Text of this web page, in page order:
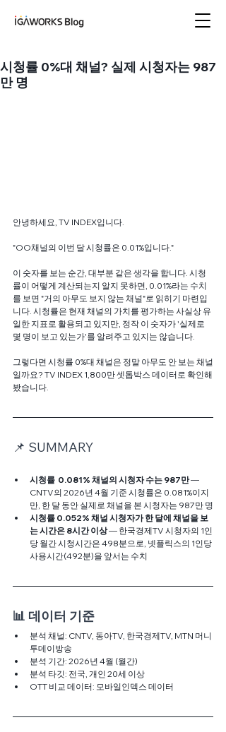
시청률 0%대 채널? 실제 시청자는 987
만 명
안녕하세요, TV INDEX입니다.
"OO채널의 이번 달 시청률은 0.01%입니다."
이 숫자를 보는 순간, 대부분 같은 생각을 합니다. 시청
률이 어떻게 계산되는지 알지 못하면, 0.01%라는 수치
를 보면 "거의 아무도 보지 않는 채널"로 읽히기 마련입
니다. 시청률은 현재 채널의 가치를 평가하는 사실상 유
일한 지표로 활용되고 있지만, 정작 이 숫자가 '실제로
몇 명이 보고 있는가'를 알려주고 있지는 않습니다.
그렇다면 시청률 0%대 채널은 정말 아무도 안 보는 채널
일까요? TV INDEX 1,800만 셋톱박스 데이터로 확인해
봤습니다.
📌 SUMMARY
시청률  0.081% 채널의 시청자 수는 987만 —
CNTV의 2026년 4월 기준 시청률은 0.081%이지
만, 한 달 동안 실제로 채널을 본 시청자는 987만 명
시청률 0.052% 채널 시청자가 한 달에 채널을 보
는 시간은 8시간 이상 — 한국경제TV 시청자의 1인
당 월간 시청시간은 498분으로, 넷플릭스의 1인당
사용시간(492분)을 앞서는 수치
📊 데이터 기준
분석 채널: CNTV, 동아TV, 한국경제TV, MTN 머니
투데이방송
분석 기간: 2026년 4월 (월간)
분석 타깃: 전국, 개인 20세 이상
OTT 비교 데이터: 모바일인덱스 데이터